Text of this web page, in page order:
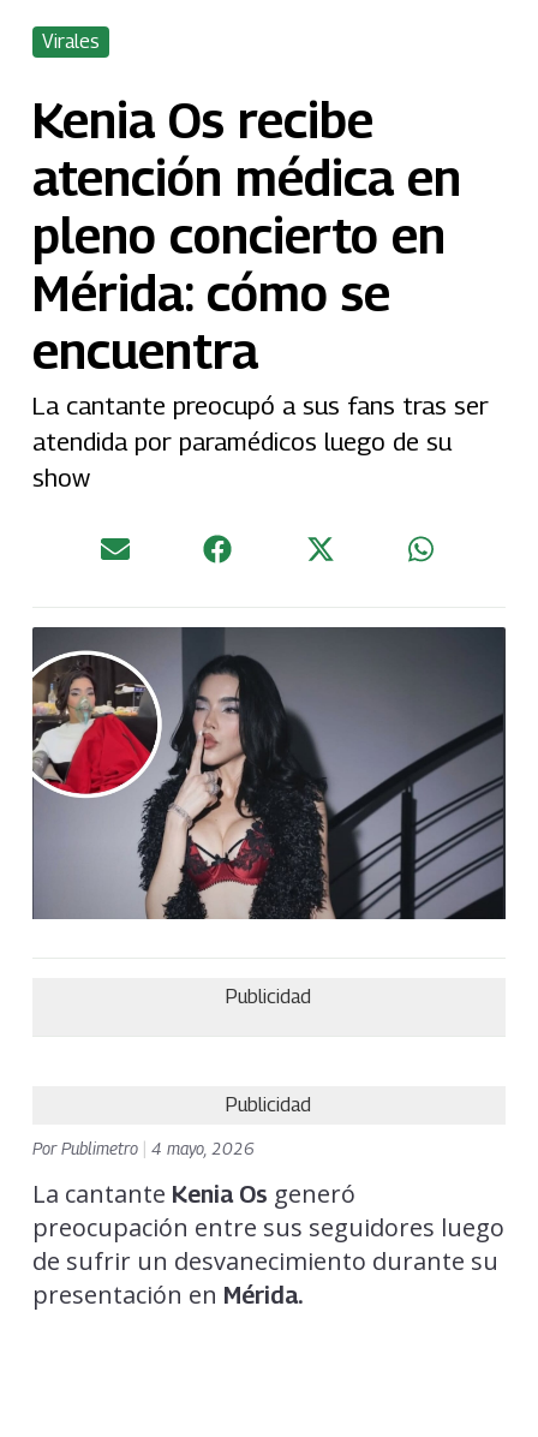
Virales
Kenia Os recibe
atención médica en
pleno concierto en
Mérida: cómo se
encuentra
La cantante preocupó a sus fans tras ser
atendida por paramédicos luego de su
show
Publicidad
Publicidad
PorPublimetro 4 mayo, 2026
La cantante Kenia Os generó
preocupación entre sus seguidores luego
de sufrir un desvanecimiento durante su
presentación en Mérida.